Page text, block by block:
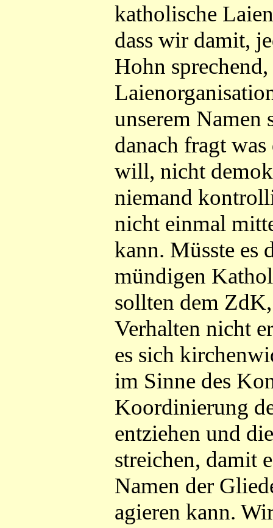
katholische
dass wir damit,
Hohn
unserem
danach fragt
will, nicht
niemand
nicht einmal
kann. Müsste es
mündigen
sollten dem
Verhalten nicht
es sich
im Sinne des
Koordinierung
entziehen und
streichen, damit
Namen der
agieren kann.